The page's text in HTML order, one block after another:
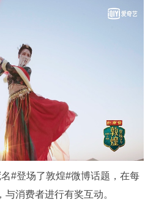
#登场了敦煌#微博话题，在每
消费者进行有奖互动。